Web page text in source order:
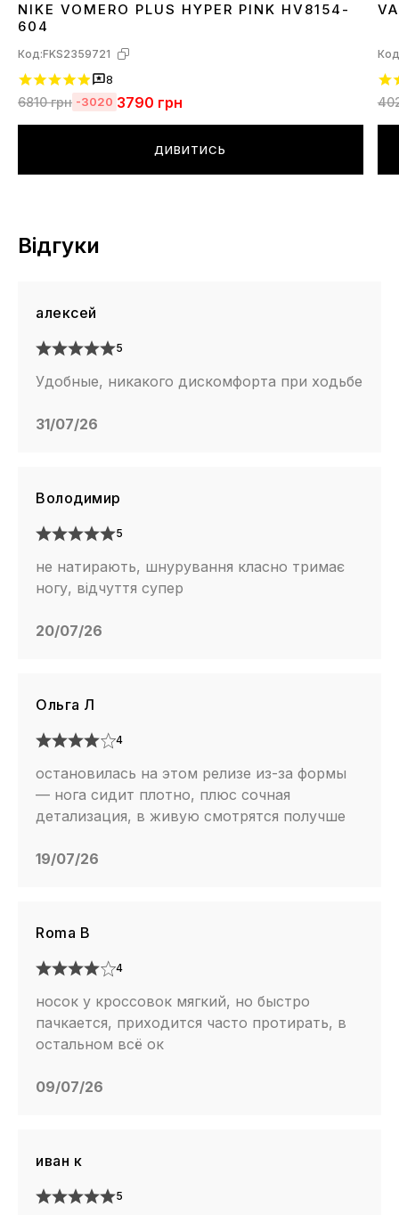
3637 39
NIKE VOMERO PLUS HYPER PINK HV8154-
604
Код:FKS2359721
8
6810грн -3020 3790 грн
ДИВИТИСЬ
Відгуки
алексей
5
Удобные, никакого дискомфорта при ходьбе
31/07/26
Володимир
5
не натирають, шнурування класно тримає
ногу, відчуття супер
20/07/26
Ольга Л
4
остановилась на этом релизе из-за формы
— нога сидит плотно, плюс сочная
детализация, в живую смотрятся получше
19/07/26
Roma B
4
носок у кроссовок мягкий, но быстро
пачкается, приходится часто протирать, в
остальном всё ок
09/07/26
иван к
5